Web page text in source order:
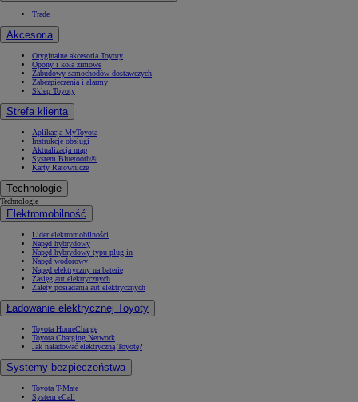
Trade
Akcesoria
Oryginalne akcesoria Toyoty
Opony i koła zimowe
Zabudowy samochodów dostawczych
Zabezpieczenia i alarmy
Sklep Toyoty
Strefa klienta
Aplikacja MyToyota
Instrukcje obsługi
Aktualizacja map
System Bluetooth®
Karty Ratownicze
Technologie
Technologie
Elektromobilność
Lider elektromobilności
Napęd hybrydowy
Napęd hybrydowy typu plug-in
Napęd wodorowy
Napęd elektryczny na baterię
Zasięg aut elektrycznych
Zalety posiadania aut elektrycznych
Ładowanie elektrycznej Toyoty
Toyota HomeCharge
Toyota Charging Network
Jak naładować elektryczną Toyotę?
Systemy bezpieczeństwa
Toyota T-Mate
System eCall